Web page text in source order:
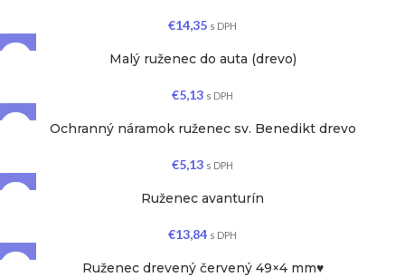
€14,35 s DPH
Malý ruženec do auta (drevo)
€5,13 s DPH
Ochranný náramok ruženec sv. Benedikt drevo
€5,13 s DPH
Ruženec avanturín
€13,84 s DPH
Ruženec drevený červený 49×4 mm♥